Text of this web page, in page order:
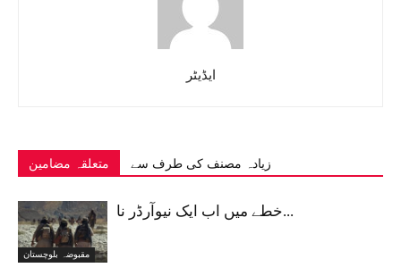
ایڈیٹر
متعلقہ مضامین زیادہ مصنف کی طرف سے
مقبوضہ بلوچستان
خطے میں اب ایک نیوآرڈر نا...